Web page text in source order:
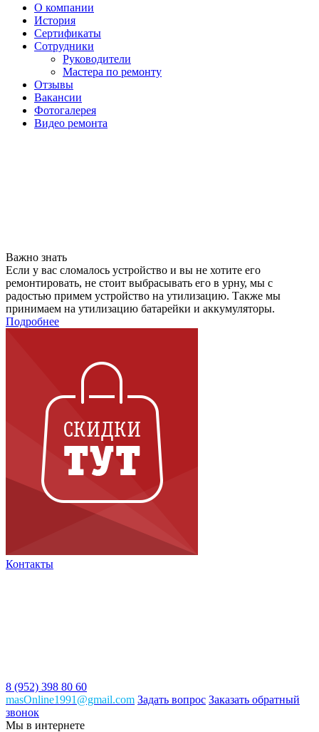
О компании
История
Сертификаты
Сотрудники
Руководители
Мастера по ремонту
Отзывы
Вакансии
Фотогалерея
Видео ремонта
Важно знать
Если у вас сломалось устройство и вы не хотите его
ремонтировать, не стоит выбрасывать его в урну, мы с
радостью примем устройство на утилизацию. Также мы
принимаем на утилизацию батарейки и аккумуляторы.
Подробнее
Контакты
8 (952) 398 80 60
masOnline1991@gmail.com Задать вопрос Заказать обратный
звонок
Мы в интернете